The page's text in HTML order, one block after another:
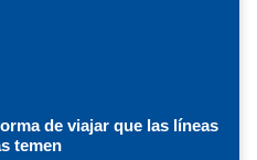
de viajar que las líneas
temen